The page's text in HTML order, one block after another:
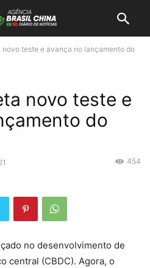
teste e avança no lançamento do
novo teste e
do
454
no desenvolvimento de
central (CBDC). Agora, o